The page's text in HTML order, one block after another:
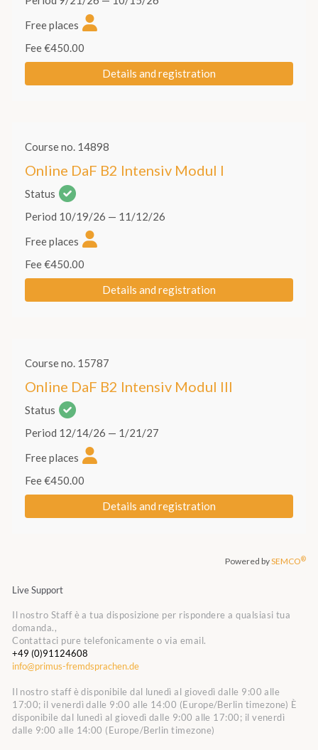
Live Support
Il nostro Staff è a tua disposizione per rispondere a qualsiasi tua
domanda.,
Contattaci pure telefonicamente o via email.
+49 (0)91124608
info@primus-fremdsprachen.de
Il nostro staff è disponibile dal lunedì al giovedì dalle 9:00 alle
17:00; il venerdì dalle 9:00 alle 14:00 (Europe/Berlin timezone) È
disponibile dal lunedì al giovedì dalle 9:00 alle 17:00; il venerdì
dalle 9:00 alle 14:00 (Europe/Berlin timezone)